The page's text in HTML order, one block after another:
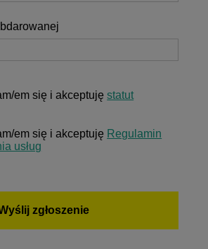
em się i akceptujęstatut
em się i akceptuję Regulamin
usług
zgłoszenie